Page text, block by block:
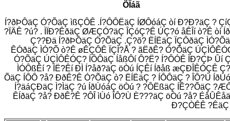
ÕÎáã
Í?ðÞÔäÇ Ó?ÕäÇ ìßÇÔÊ .Í?ÔÔËäÇ ÍØÔóáÇ òí Ð?Ð?äÇ ?
?ÏÄÊ ?ú? . ÌÏÐ?ÊðäÇ ØÆÇÓ?äÇ ÎÇóÇ?Ê ÚÇ?ó åÊÎí ò?Ê òí
Ç??Ðä Í?ðÞÔäÇ Ó?ÕäÇ .Ç?õ? ËÍËäÇ ÏÇÔðäÇ
ÊÓðäÇ ÌÓ?Õ ò?Ê øÊÇÔÊ ÏÇÌ?Å ? ãËðÊ? Ó?ÕäÇ
Ó?ÕäÇ ÚÇÌÔÊÓÇ? ÍÔÔäÇ ÍåßÔí Ô?Ë? Í?ÔÓÊ ÌÐ?ÇÞ Ûí
ÌÓÔßÊí ? ÍË?Êí ÐÌ Í?åð?äÇ öÒú ÍÇÊí Íðåß æÇÐÎÊÓÇÊ
ÕäÇ ÍÔÔ ?å? ÐðÊ?Ê Ó?ÕäÇ ò? ËÍËäÇ ? ÍÔÔäÇ ? ÎÔ?Ù
Í?äáÇÐäÇ Ì?ÌäÇ ?ú ÍðÙóáÇ öÒú ? ?ÔËßäÇ ÍÊ??ÕäÇ
ÊÍðäÇ ?å? ÐðÊ?Ê ?ÔÎ ìÙó ÎÔ?Ù È???äÇ öÒú ?å?
Ð?ÇÒÊÊ ?ÊäÇ